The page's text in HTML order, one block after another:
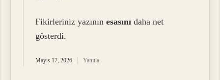
Fikirleriniz yazınınesasını daha net
gösterdi.
Mayıs 17, 2026 Yanıtla